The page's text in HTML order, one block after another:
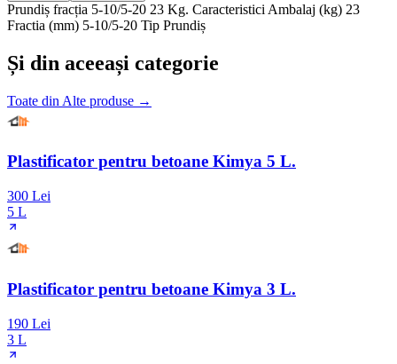
Prundiș fracția 5-10/5-20 23 Kg. Caracteristici Ambalaj (kg) 23
Fractia (mm) 5-10/5-20 Tip Prundiș
Și din aceeași categorie
Toate din Alte produse →
Plastificator pentru betoane Kimya 5 L.
300 Lei
5 L
Plastificator pentru betoane Kimya 3 L.
190 Lei
3 L